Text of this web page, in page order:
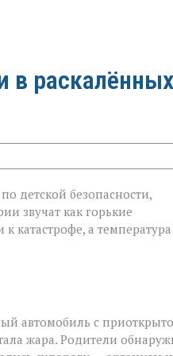
в раскалённых
детской безопасности,
звучат как горькие
катастрофе, а температура
автомобиль с
жара. Родители